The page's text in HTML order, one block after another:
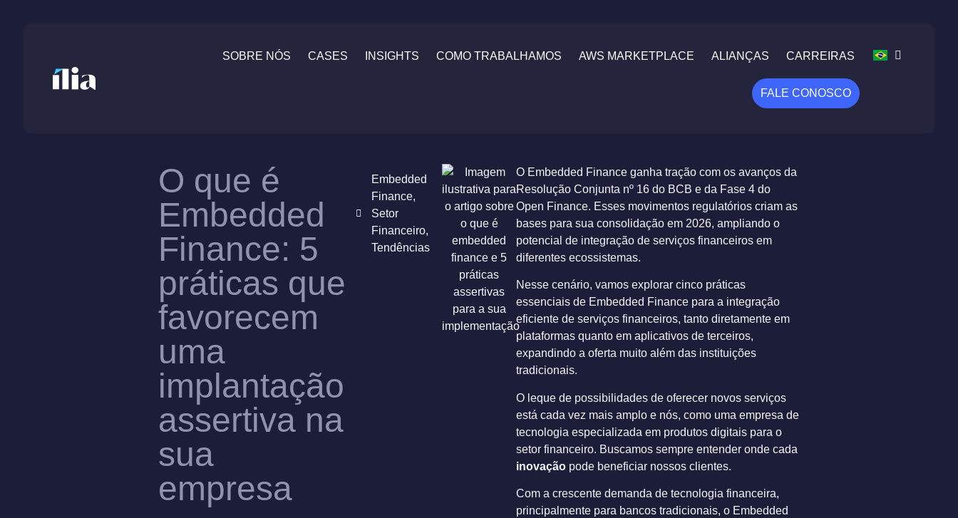
SOBRE NÓS CASES INSIGHTS COMO TRABALHAMOS AWS MARKETPLACE ALIANÇAS CARREIRAS
FALE CONOSCO
O que é
Embedded
Finance: 5
práticas que
favorecem
uma
implantação
assertiva na
sua
empresa
Embedded
Finance,
Setor
Financeiro,
Tendências
O Embedded Finance ganha tração com os avanços da
Resolução Conjunta nº 16 do BCB e da Fase 4 do
Open Finance. Esses movimentos regulatórios criam as
bases para sua consolidação em 2026, ampliando o
potencial de integração de serviços financeiros em
diferentes ecossistemas.
Nesse cenário, vamos explorar cinco práticas
essenciais de Embedded Finance para a integração
eficiente de serviços financeiros, tanto diretamente em
plataformas quanto em aplicativos de terceiros,
expandindo a oferta muito além das instituições
tradicionais.
O leque de possibilidades de oferecer novos serviços
está cada vez mais amplo e nós, como uma empresa de
tecnologia especializada em produtos digitais para o
setor financeiro. Buscamos sempre entender onde cada
inovação pode beneficiar nossos clientes.
Com a crescente demanda de tecnologia financeira,
principalmente para bancos tradicionais, o Embedded